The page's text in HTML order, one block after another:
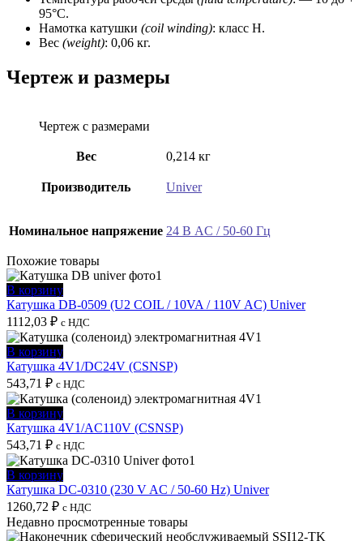
95°C.
Намотка катушки (coil winding): класс H.
Вес (weight): 0,06 кг.
Чертеж и размеры
Чертеж с размерами
Вес 0,214 кг
Производитель Univer
Номинальное напряжение 24 В AC / 50-60 Гц
Похожие товары
В корзину
Катушка DB-0509 (U2 COIL / 10VA / 110V AC) Univer
1112,03 ₽ с НДС
В корзину
Катушка 4V1/DC24V (CSNSP)
543,71 ₽ с НДС
В корзину
Катушка 4V1/AC110V (CSNSP)
543,71 ₽ с НДС
В корзину
Катушка DC-0310 (230 V AC / 50-60 Hz) Univer
1260,72 ₽ с НДС
Недавно просмотренные товары